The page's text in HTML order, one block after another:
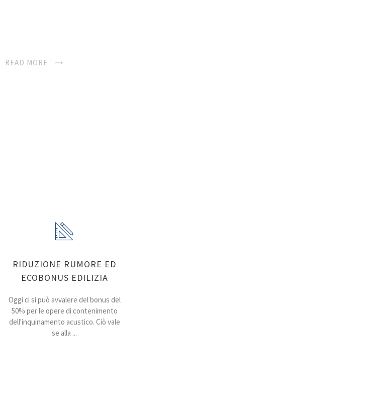
READ MORE
RIDUZIONE RUMORE ED
ECOBONUS EDILIZIA
Oggi ci si può avvalere del bonus del
50% per le opere di contenimento
dell'inquinamento acustico. Ciò vale
se alla ...